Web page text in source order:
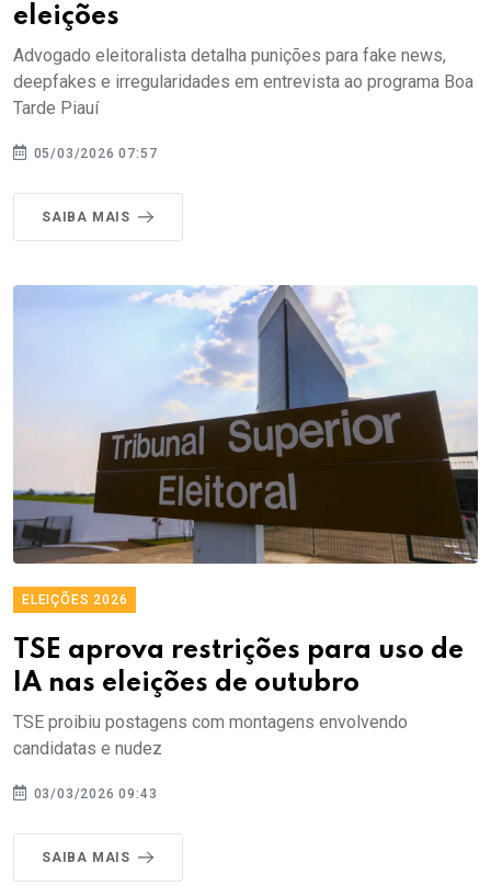
eleições
Advogado eleitoralista detalha punições para fake news,
deepfakes e irregularidades em entrevista ao programa Boa
Tarde Piauí
05/03/2026 07:57
SAIBA MAIS
ELEIÇÕES 2026
TSE aprova restrições para uso de
IA nas eleições de outubro
TSE proibiu postagens com montagens envolvendo
candidatas e nudez
03/03/2026 09:43
SAIBA MAIS